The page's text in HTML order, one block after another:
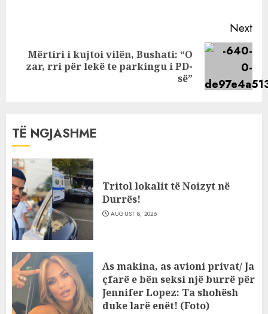
Next
Next
Mërtiri i kujtoi vilën, Bushati: “O
zar, rri për lekë te parkingu i PD-
së”
TË NGJASHME
Tritol lokalit të Noizyt në
Durrës!
AUGUST 8, 2026
As makina, as avioni privat/ Ja
çfarë e bën seksi një burrë për
Jennifer Lopez: Ta shohësh
duke larë enët! (Foto)